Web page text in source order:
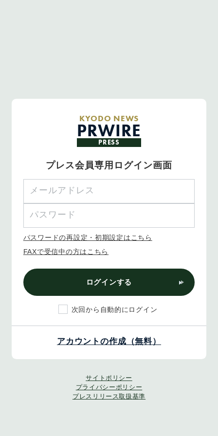
KYODO NEWS
PRWIRE
PRESS
プレス会員専用ログイン画面
パスワードの再設定・初期設定はこちら
FAXで受信中の方はこちら
ログインする
次回から自動的にログイン
アカウントの作成（無料）
サイトポリシー
プライバシーポリシー
プレスリリース取扱基準